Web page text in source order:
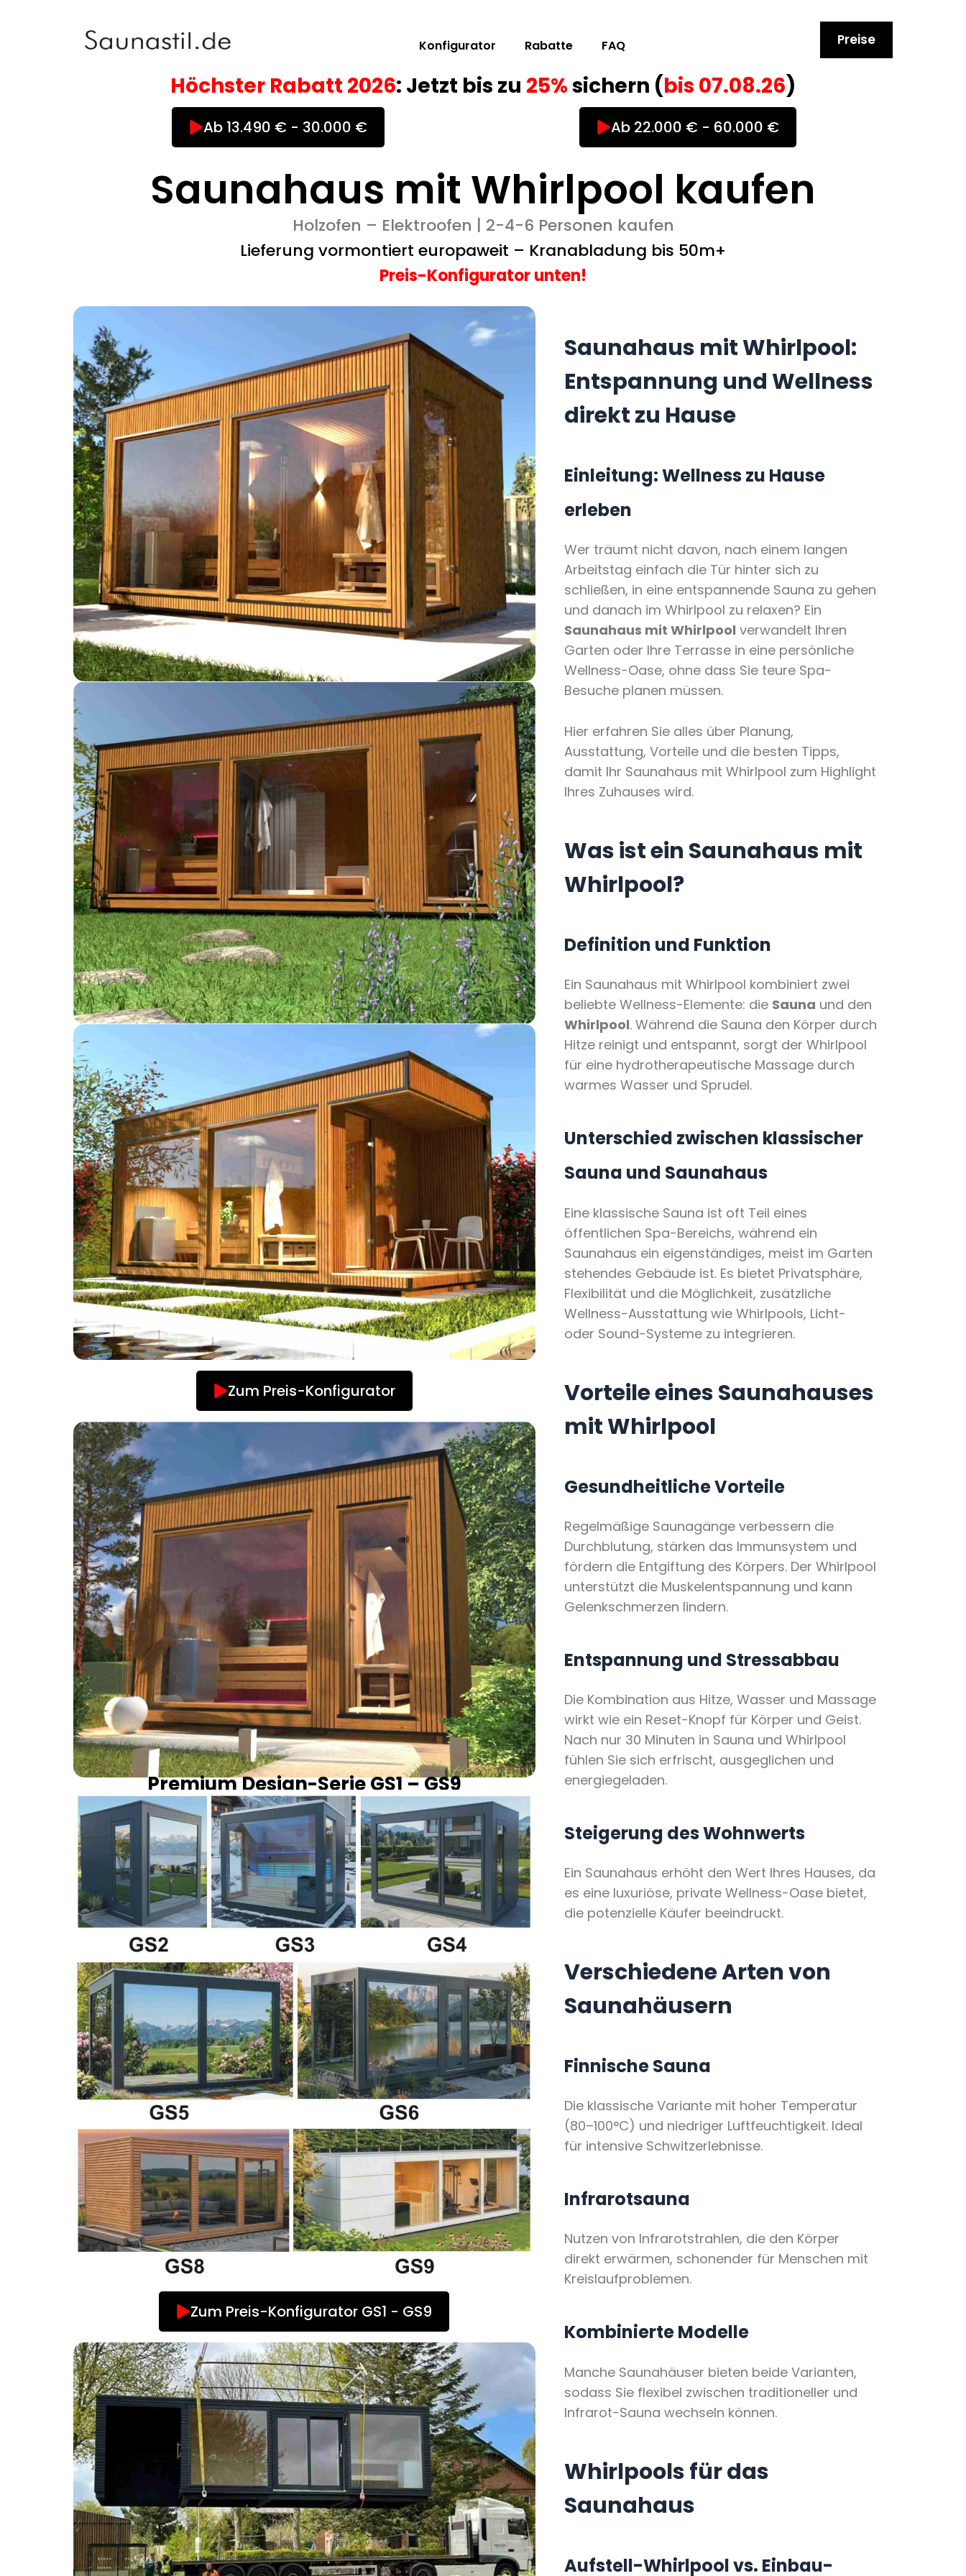
Konfigurator Rabatte FAQ Preise
Höchster Rabatt 2026: Jetzt bis zu 25%sichern (bis 07.08.26)
Ab 13.490 € - 30.000 € Ab 22.000 € - 60.000 €
Saunahaus mit Whirlpool kaufen
Holzofen – Elektroofen | 2-4-6 Personen kaufen
Lieferung vormontiert europaweit – Kranabladung bis 50m+
Preis-Konfigurator unten!
Zum Preis-Konfigurator
Premium Design-Serie GS1 – GS9
Zum Preis-Konfigurator GS1 - GS9
Saunahaus mit Whirlpool:
Entspannung und Wellness
direkt zu Hause
Einleitung: Wellness zu Hause
erleben
Wer träumt nicht davon, nach einem langen
Arbeitstag einfach die Tür hinter sich zu
schließen, in eine entspannende Sauna zu gehen
und danach im Whirlpool zu relaxen? Ein
Saunahaus mit Whirlpool verwandelt Ihren
Garten oder Ihre Terrasse in eine persönliche
Wellness-Oase, ohne dass Sie teure Spa-
Besuche planen müssen.
Hier erfahren Sie alles über Planung,
Ausstattung, Vorteile und die besten Tipps,
damit Ihr Saunahaus mit Whirlpool zum Highlight
Ihres Zuhauses wird.
Was ist ein Saunahaus mit
Whirlpool?
Definition und Funktion
Ein Saunahaus mit Whirlpool kombiniert zwei
beliebte Wellness-Elemente: die Sauna und den
Whirlpool. Während die Sauna den Körper durch
Hitze reinigt und entspannt, sorgt der Whirlpool
für eine hydrotherapeutische Massage durch
warmes Wasser und Sprudel.
Unterschied zwischen klassischer
Sauna und Saunahaus
Eine klassische Sauna ist oft Teil eines
öffentlichen Spa-Bereichs, während ein
Saunahaus ein eigenständiges, meist im Garten
stehendes Gebäude ist. Es bietet Privatsphäre,
Flexibilität und die Möglichkeit, zusätzliche
Wellness-Ausstattung wie Whirlpools, Licht-
oder Sound-Systeme zu integrieren.
Vorteile eines Saunahauses
mit Whirlpool
Gesundheitliche Vorteile
Regelmäßige Saunagänge verbessern die
Durchblutung, stärken das Immunsystem und
fördern die Entgiftung des Körpers. Der Whirlpool
unterstützt die Muskelentspannung und kann
Gelenkschmerzen lindern.
Entspannung und Stressabbau
Die Kombination aus Hitze, Wasser und Massage
wirkt wie ein Reset-Knopf für Körper und Geist.
Nach nur 30 Minuten in Sauna und Whirlpool
fühlen Sie sich erfrischt, ausgeglichen und
energiegeladen.
Steigerung des Wohnwerts
Ein Saunahaus erhöht den Wert Ihres Hauses, da
es eine luxuriöse, private Wellness-Oase bietet,
die potenzielle Käufer beeindruckt.
Verschiedene Arten von
Saunahäusern
Finnische Sauna
Die klassische Variante mit hoher Temperatur
(80–100°C) und niedriger Luftfeuchtigkeit. Ideal
für intensive Schwitzerlebnisse.
Infrarotsauna
Nutzen von Infrarotstrahlen, die den Körper
direkt erwärmen, schonender für Menschen mit
Kreislaufproblemen.
Kombinierte Modelle
Manche Saunahäuser bieten beide Varianten,
sodass Sie flexibel zwischen traditioneller und
Infrarot-Sauna wechseln können.
Whirlpools für das
Saunahaus
Aufstell-Whirlpool vs. Einbau-